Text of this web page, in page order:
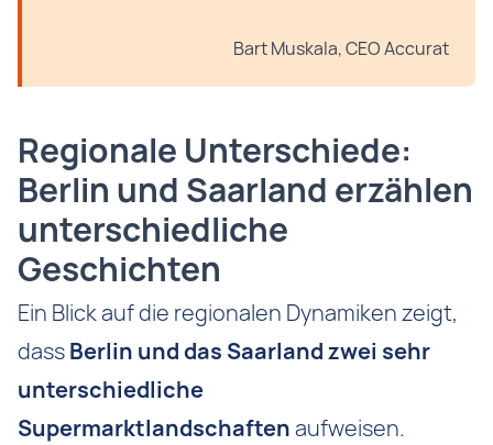
Bart Muskala, CEO Accurat
Regionale Unterschiede:
Berlin und Saarland erzählen
unterschiedliche
Geschichten
Ein Blick auf die regionalen Dynamiken zeigt,
dassBerlin und das Saarland zwei sehr
unterschiedliche
Supermarktlandschaftenaufweisen.